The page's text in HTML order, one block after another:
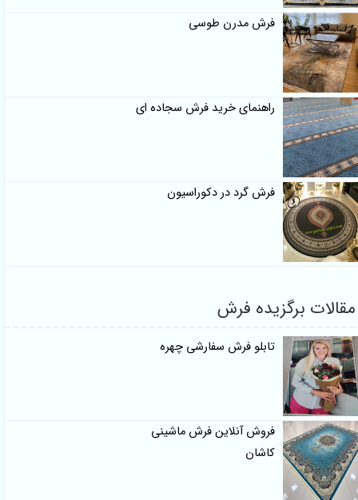
فرش مدرن طوسی
راهنمای خرید فرش سجاده ای
فرش گرد در دکوراسیون
برگزیده فرش
تابلو فرش سفارشی چهره
فروش آنلاین فرش ماشینی
کاشان